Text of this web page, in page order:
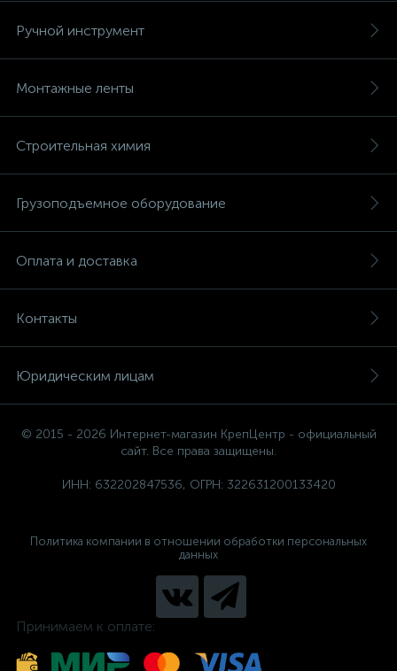
Ручной инструмент
Монтажные ленты
Строительная химия
Грузоподъемное оборудование
Оплата и доставка
Контакты
Юридическим лицам
© 2015 - 2026 Интернет-магазин КрепЦентр - официальный
сайт. Все права защищены.
ИНН: 632202847536, ОГРН: 322631200133420
Политика компании в отношении обработки персональных
данных
Принимаем к оплате: